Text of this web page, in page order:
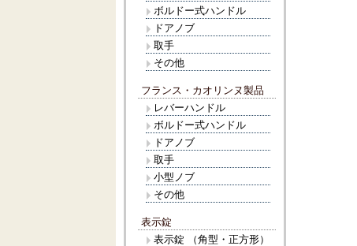
ボルドー式ハンドル
ドアノブ
取手
その他
フランス・カオリンヌ製品
レバーハンドル
ボルドー式ハンドル
ドアノブ
取手
小型ノブ
その他
表示錠
表示錠 （角型・正方形）